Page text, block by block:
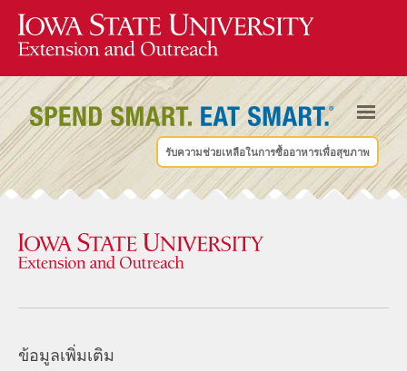
รับความช่วยเหลือในการซื้ออาหารเพื่อสุขภาพ
ข้อมูลเพิ่มเติม